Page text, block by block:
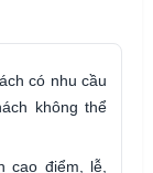
có nhu cầu
không thể
cao điểm, lễ,